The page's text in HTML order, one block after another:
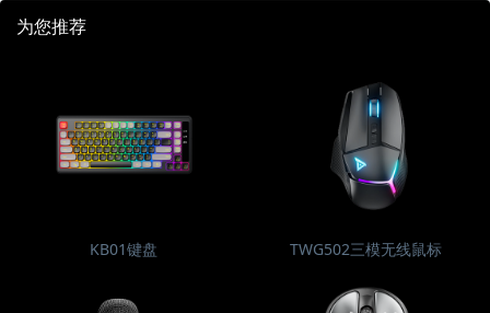
为您推荐
KB01键盘 TWG502三模无线鼠标